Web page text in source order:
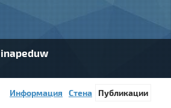
inapeduw
Информация Стена Публикации